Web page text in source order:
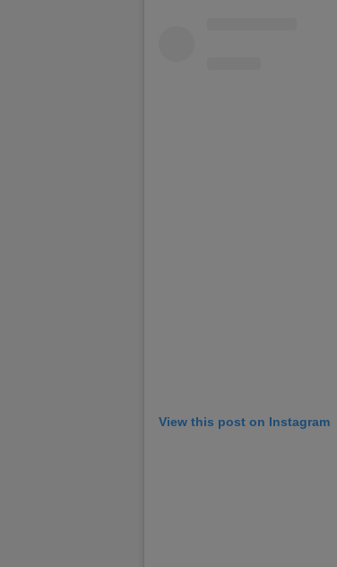
View this post on Instagram